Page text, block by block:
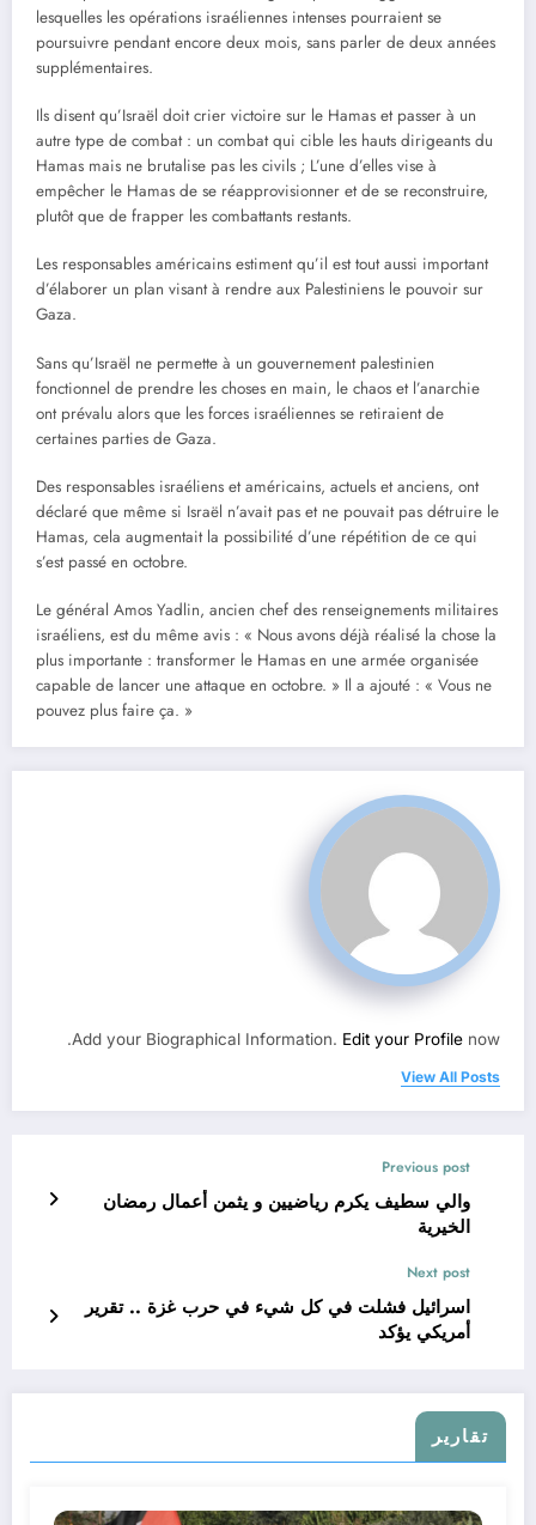
lesquelles les opérations israéliennes intenses pourraient se
poursuivre pendant encore deux mois, sans parler de deux années
supplémentaires.
Ils disent qu’Israël doit crier victoire sur le Hamas et passer à un
autre type de combat : un combat qui cible les hauts dirigeants du
Hamas mais ne brutalise pas les civils ; L’une d’elles vise à
empêcher le Hamas de se réapprovisionner et de se reconstruire,
plutôt que de frapper les combattants restants.
Les responsables américains estiment qu’il est tout aussi important
d’élaborer un plan visant à rendre aux Palestiniens le pouvoir sur
Gaza.
Sans qu’Israël ne permette à un gouvernement palestinien
fonctionnel de prendre les choses en main, le chaos et l’anarchie
ont prévalu alors que les forces israéliennes se retiraient de
certaines parties de Gaza.
Des responsables israéliens et américains, actuels et anciens, ont
déclaré que même si Israël n’avait pas et ne pouvait pas détruire le
Hamas, cela augmentait la possibilité d’une répétition de ce qui
s’est passé en octobre.
Le général Amos Yadlin, ancien chef des renseignements militaires
israéliens, est du même avis : « Nous avons déjà réalisé la chose la
plus importante : transformer le Hamas en une armée organisée
capable de lancer une attaque en octobre. » Il a ajouté : « Vous ne
pouvez plus faire ça. »
Add your Biographical Information. Edit your Profile now.
View All Posts
Previous post
والي سطيف يكرم رياضيين و يثمن أعمال رمضان
الخيرية
Next post
اسرائيل فشلت في كل شيء في حرب غزة .. تقرير
أمريكي يؤكد
تقارير